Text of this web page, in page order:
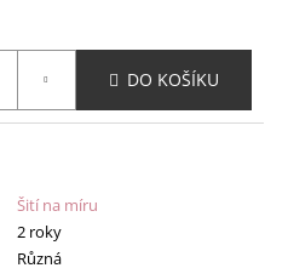
DO KOŠÍKU
Šití na míru
2 roky
Různá